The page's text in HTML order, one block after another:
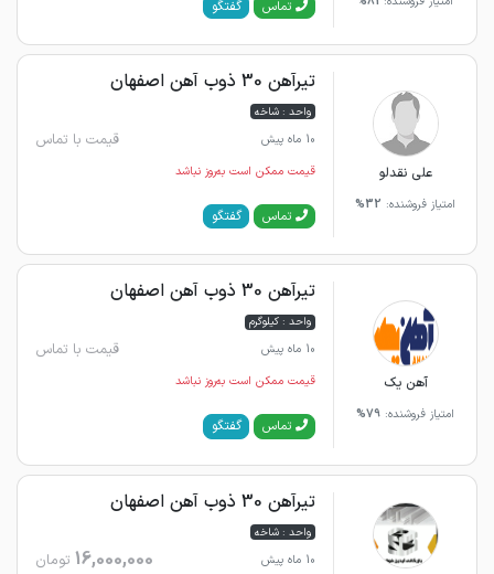
تماس گفتگو
علی نقدلو
امتیاز فروشنده: 32%
تیرآهن 30 ذوب آهن اصفهان
واحد : شاخه
10 ماه پیش
قیمت با تماس
قیمت ممکن است به‌روز نباشد
تماس گفتگو
آهن یک
امتیاز فروشنده: 79%
تیرآهن 30 ذوب آهن اصفهان
واحد : کیلوگرم
10 ماه پیش
قیمت با تماس
قیمت ممکن است به‌روز نباشد
تماس گفتگو
تیرآهن 30 ذوب آهن اصفهان
واحد : شاخه
10 ماه پیش
16,000,000 تومان